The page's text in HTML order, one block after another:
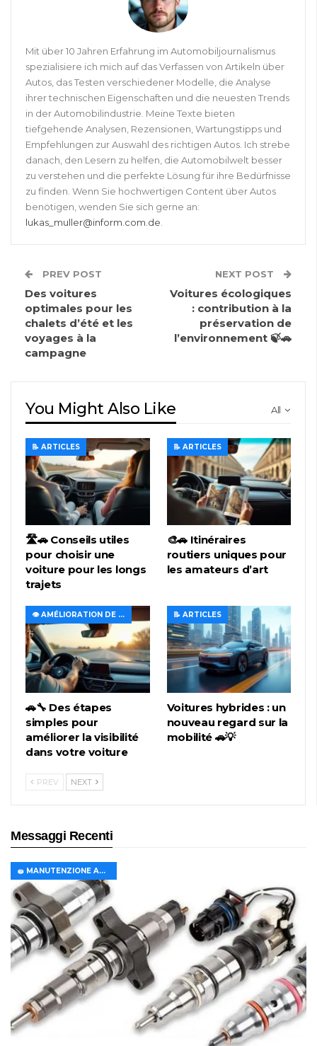
Mit über 10 Jahren Erfahrung im Automobiljournalismus
spezialisiere ich mich auf das Verfassen von Artikeln über
Autos, das Testen verschiedener Modelle, die Analyse
ihrer technischen Eigenschaften und die neuesten Trends
in der Automobilindustrie. Meine Texte bieten
tiefgehende Analysen, Rezensionen, Wartungstipps und
Empfehlungen zur Auswahl des richtigen Autos. Ich strebe
danach, den Lesern zu helfen, die Automobilwelt besser
zu verstehen und die perfekte Lösung für ihre Bedürfnisse
zu finden. Wenn Sie hochwertigen Content über Autos
benötigen, wenden Sie sich gerne an:
lukas_muller@inform.com.de.
PREV POST
Des voitures
optimales pour les
chalets d’été et les
voyages à la
campagne
NEXT POST
Voitures écologiques
: contribution à la
préservation de
l’environnement 🍃🚗
All
You Might Also Like
📝 ARTICLES
🛣️🚗 Conseils utiles
pour choisir une
voiture pour les longs
trajets
📝 ARTICLES
🎨🚗 Itinéraires
routiers uniques pour
les amateurs d’art
👁️ AMÉLIORATION DE LA VISIBILITÉ ET DE L'ÉCLAIRAGE
🚗🔧 Des étapes
simples pour
améliorer la visibilité
dans votre voiture
📝 ARTICLES
Voitures hybrides : un
nouveau regard sur la
mobilité 🚗💡
PREV NEXT
Messaggi Recenti
🧽 MANUTENZIONE AUTO